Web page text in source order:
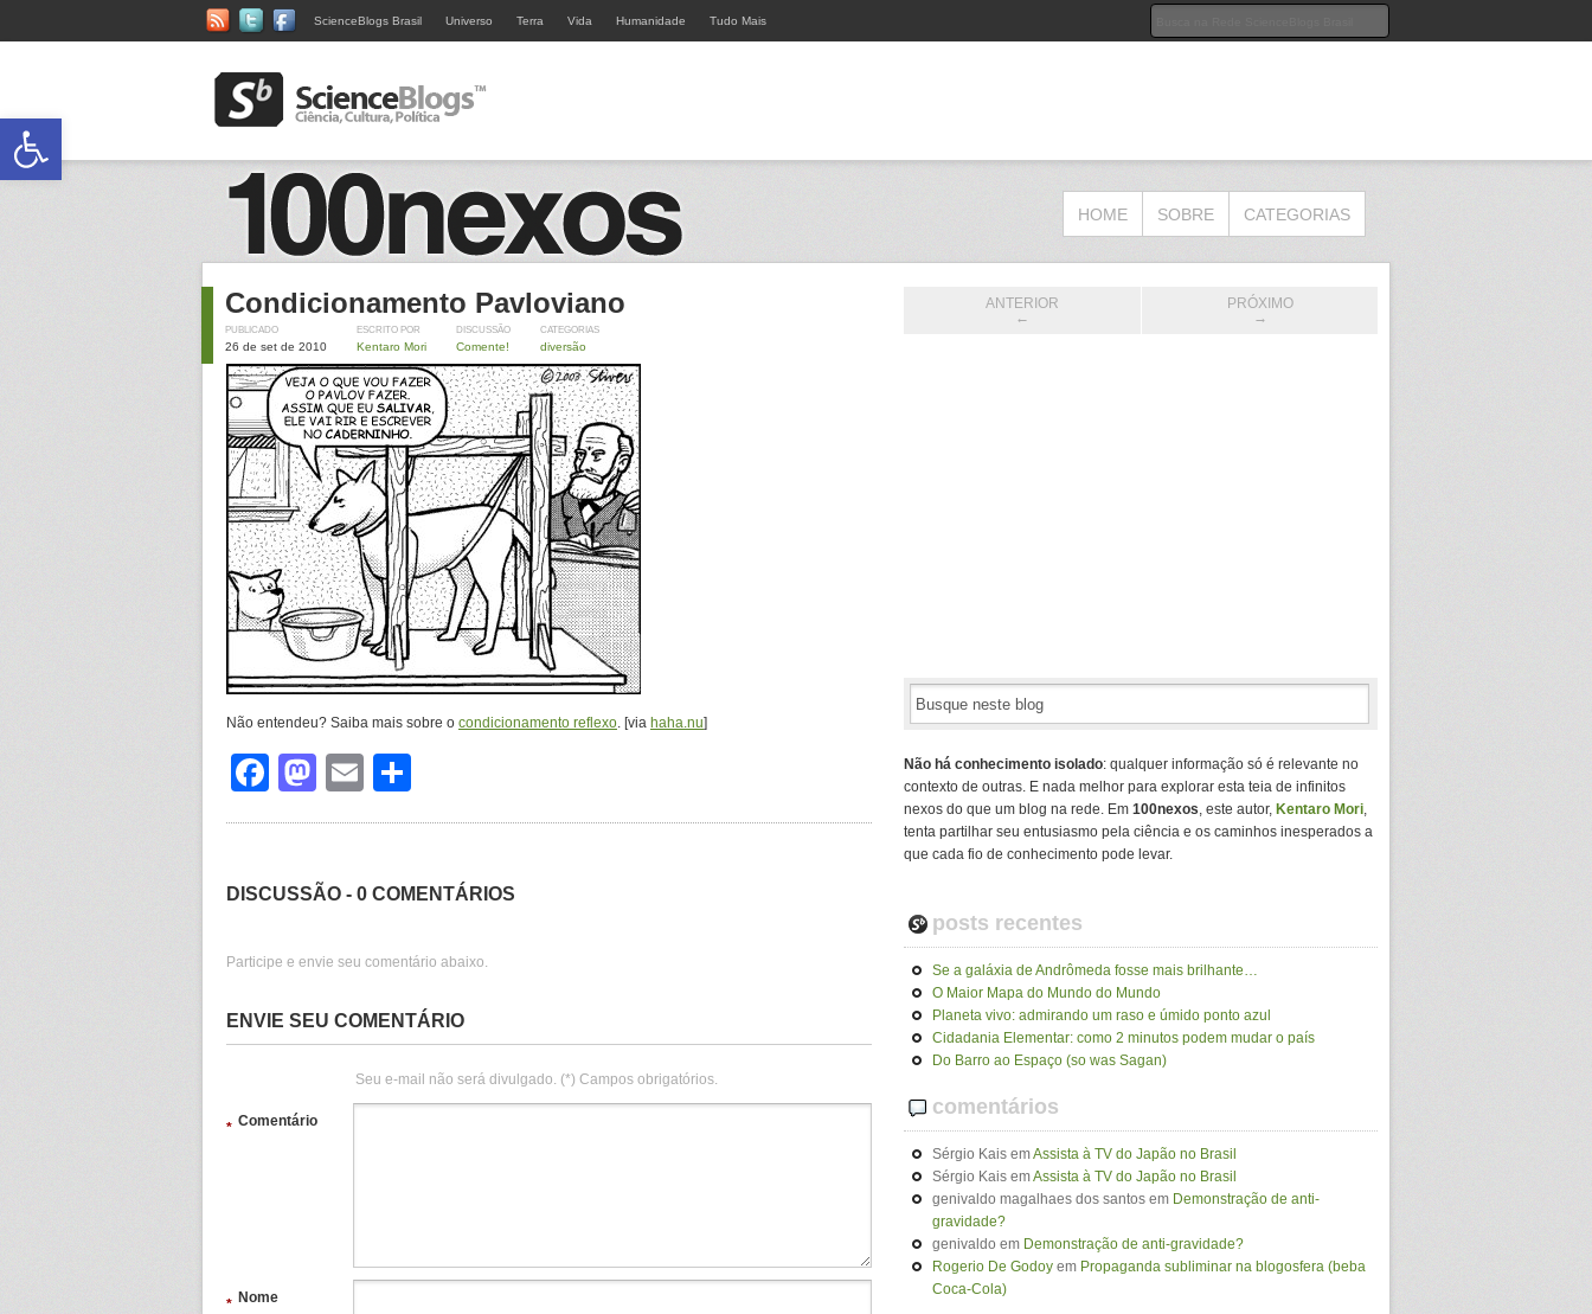
ScienceBlogs Brasil Universo Terra Vida Humanidade Tudo Mais
HOME SOBRE CATEGORIAS
Condicionamento Pavloviano
PUBLICADO
26 de set de 2010
ESCRITO POR
Kentaro Mori
DISCUSSÃO
Comente!
CATEGORIAS
diversão
Não entendeu? Saiba mais sobre o condicionamento reflexo. [via haha.nu]
Facebook
Mastodon
Email
DISCUSSÃO - 0 COMENTÁRIOS
Participe e envie seu comentário abaixo.
ENVIE SEU COMENTÁRIO
Seu e-mail não será divulgado. (*) Campos obrigatórios.
Comentário
*
Nome
*
ANTERIOR
←
PRÓXIMO
→
Não há conhecimento isolado: qualquer informação só é relevante no
contexto de outras. E nada melhor para explorar esta teia de infinitos
nexos do que um blog na rede. Em 100nexos, este autor, Kentaro Mori,
tenta partilhar seu entusiasmo pela ciência e os caminhos inesperados a
que cada fio de conhecimento pode levar.
posts recentes
Se a galáxia de Andrômeda fosse mais brilhante…
O Maior Mapa do Mundo do Mundo
Planeta vivo: admirando um raso e úmido ponto azul
Cidadania Elementar: como 2 minutos podem mudar o país
Do Barro ao Espaço (so was Sagan)
comentários
Sérgio Kais emAssista à TV do Japão no Brasil
Sérgio Kais emAssista à TV do Japão no Brasil
genivaldo magalhaes dos santos em Demonstração de anti-
gravidade?
genivaldo em Demonstração de anti-gravidade?
Rogerio De Godoy em Propaganda subliminar na blogosfera (beba
Coca-Cola)
Abrir a barra de ferramentas